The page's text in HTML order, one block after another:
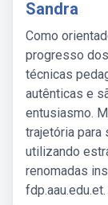
Sandra
Como
progresso
técnicas
autênticas e
entusiasmo.
trajetória para
utilizando
renomadas
fdp.aau.edu.et.